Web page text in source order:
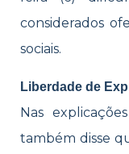
considerados
sociais.
Liberdade de
Nas
também disse